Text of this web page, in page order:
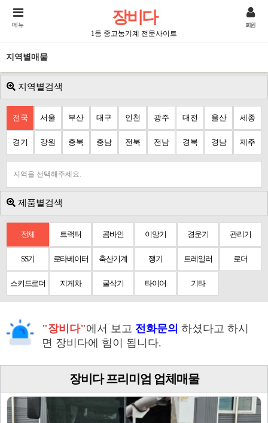
장비다
1등 중고농기계 전문사이트
메뉴 회원
지역별매물
지역별검색
전국 서울 부산 대구 인천 광주 대전 울산 세종
경기 강원 충북 충남 전북 전남 경북 경남 제주
지역을 선택해주세요.
제품별검색
전체 트랙터 콤바인 이앙기 경운기 관리기
SS기 로타베이터 축산기계 쟁기 트레일러 로더
스키드로더 지게차 굴삭기 타이어 기타
"장비다"에서 보고 전화문의 하셨다고 하시
면 장비다에 힘이 됩니다.
장비다 프리미엄 업체매물